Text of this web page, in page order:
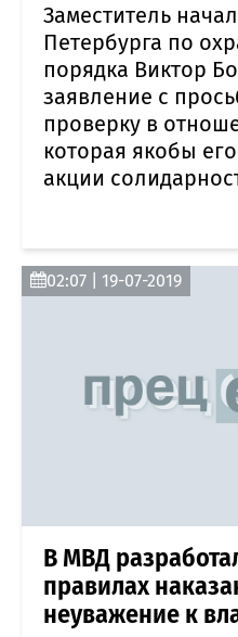
Заместитель
Петербурга по
порядка Виктор
заявление с
проверку в
которая якобы
акции
02:07 | 19-07-2019
В МВД
правилах
неуважение к